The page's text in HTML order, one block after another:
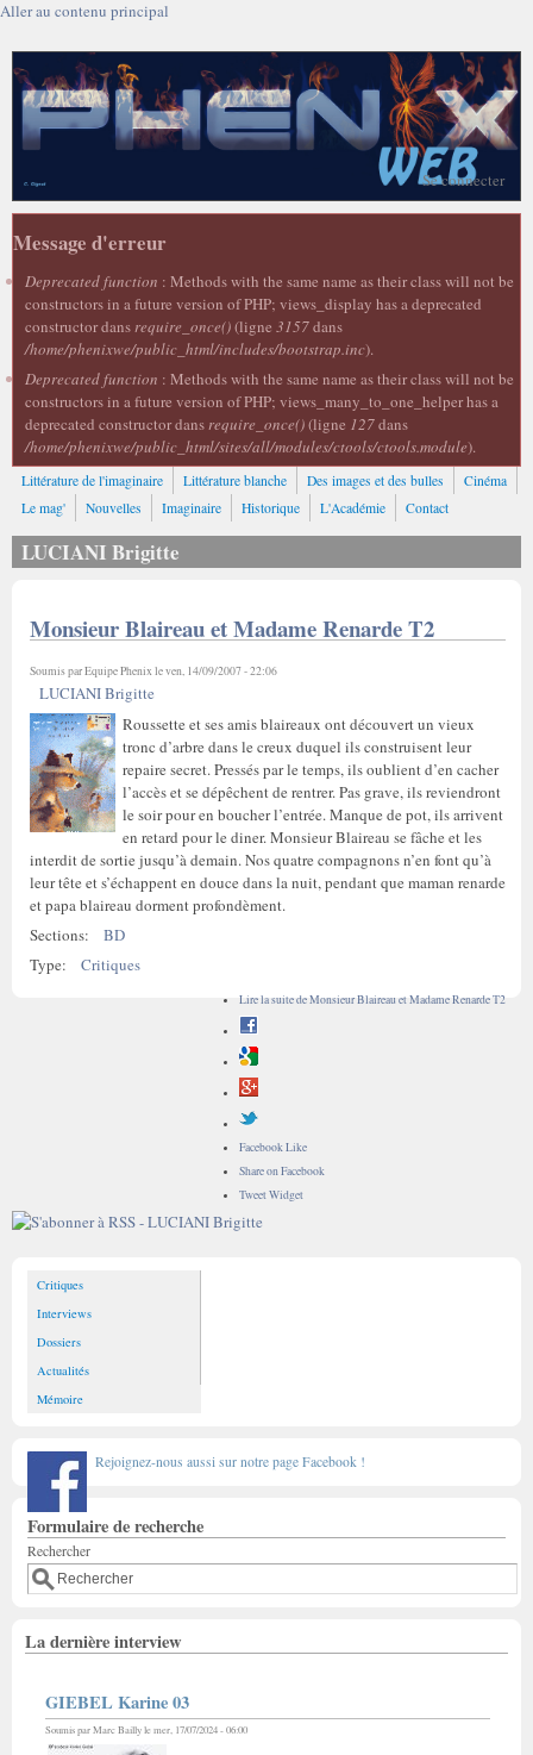
Aller au contenu principal
Se connecter
Message d'erreur
Deprecated function : Methods with the same name as their class will not be
constructors in a future version of PHP; views_display has a deprecated
constructor dansrequire_once()(ligne 3157dans
/home/phenixwe/public_html/includes/bootstrap.inc).
Deprecated function : Methods with the same name as their class will not be
constructors in a future version of PHP; views_many_to_one_helper has a
deprecated constructor dansrequire_once()(ligne 127dans
/home/phenixwe/public_html/sites/all/modules/ctools/ctools.module).
Littérature de l'imaginaire Littérature blanche Des images et des bulles
Cinéma
Le mag'
Nouvelles Imaginaire Historique L'Académie Contact
LUCIANI Brigitte
Monsieur Blaireau et Madame Renarde T2
Soumis parEquipe Phenixle ven, 14/09/2007 - 22:06
LUCIANI Brigitte
Roussette et ses amis blaireaux ont découvert un vieux
tronc d’arbre dans le creux duquel ils construisent leur
repaire secret. Pressés par le temps, ils oublient d’en cacher
l’accès et se dépêchent de rentrer. Pas grave, ils reviendront
le soir pour en boucher l’entrée. Manque de pot, ils arrivent
en retard pour le diner. Monsieur Blaireau se fâche et les
interdit de sortie jusqu’à demain. Nos quatre compagnons n’en font qu’à
leur tête et s’échappent en douce dans la nuit, pendant que maman renarde
et papa blaireau dorment profondèment.
Sections:
BD
Type:
Critiques
Lire la suitede Monsieur Blaireau et Madame Renarde T2
Facebook Like
Share on Facebook
Tweet Widget
Critiques
Interviews
Dossiers
Actualités
Mémoire
Rejoignez-nous aussi sur notre page Facebook !
Formulaire de recherche
Rechercher
La dernière interview
GIEBEL Karine 03
Soumis parMarc Baillyle mer, 17/07/2024 - 06:00